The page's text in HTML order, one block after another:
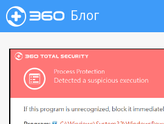
Блог